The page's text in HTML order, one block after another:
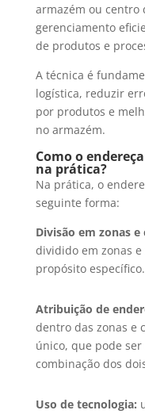
armazém ou
gerenciamento
de produtos e
A técnica é
logística, reduzir
por produtos e
no armazém.
Como o
na prática?
Na prática, o
seguinte forma:
Divisão em zonas e
dividido em zonas
propósito específico.
Atribuição de
dentro das zonas e
único, que pode
combinação dos
Uso de tecnologia: